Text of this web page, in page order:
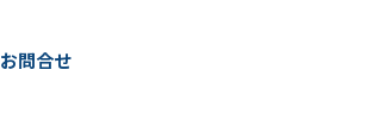
お問合せ